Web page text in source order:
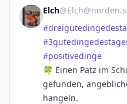
Elch@
#
#
#positivedinge
🍀 Einen Patz im
gefunden,
hangeln.